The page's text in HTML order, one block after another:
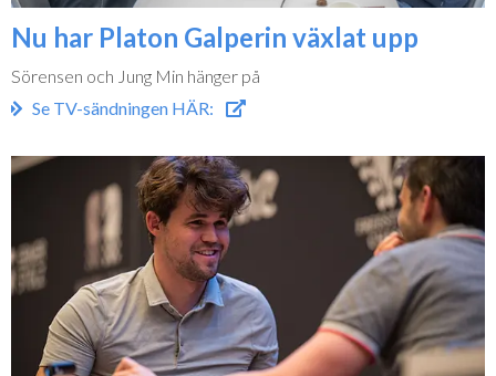
Nu har Platon Galperin växlat upp
Sörensen och Jung Min hänger på
Se TV-sändningen HÄR: